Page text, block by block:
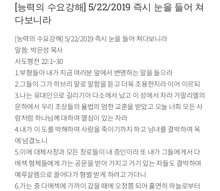
[능력의 수요강해] 5/22/2019 즉시 눈을 들어 쳐
다보니라
[능력의 수요강해] 5/22/2019 즉시 눈을 들어 쳐다보니라
말씀: 박은성 목사
사도행전 22:1~30
1.부형들아 내가 지금 여러분 앞에서 변명하는 말을 들으라
2.그들이 그가 히브리 말로 말함을 듣고 더욱 조용한지라 이어 이르되
3.나는 유대인으로 길리기아 다소에서 났고 이 성에서 자라 가말리엘의
문하에서 우리 조상들의 율법의 엄한 교훈을 받았고 오늘 너희 모든 사
람처럼 하나님께 대하여 열심이 있는 자라
4.내가 이 도를 박해하여 사람을 죽이기까지 하고 남녀를 결박하여 옥
에 넘겼노니
5.이에 대제사장과 모든 장로들이 내 증인이라 또 내가 그들에게서 다
메섹 형제들에게 가는 공문을 받아 가지고 거기 있는 자들도 결박하여
예루살렘으로 끌어다가 형벌 받게 하려고 가더니
6.가는 중 다메섹에 가까이 갔을 때에 오정쯤 되어 홀연히 하늘로부터